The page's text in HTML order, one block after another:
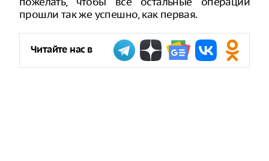
прошли так же успешно, как первая.
Читайте нас в